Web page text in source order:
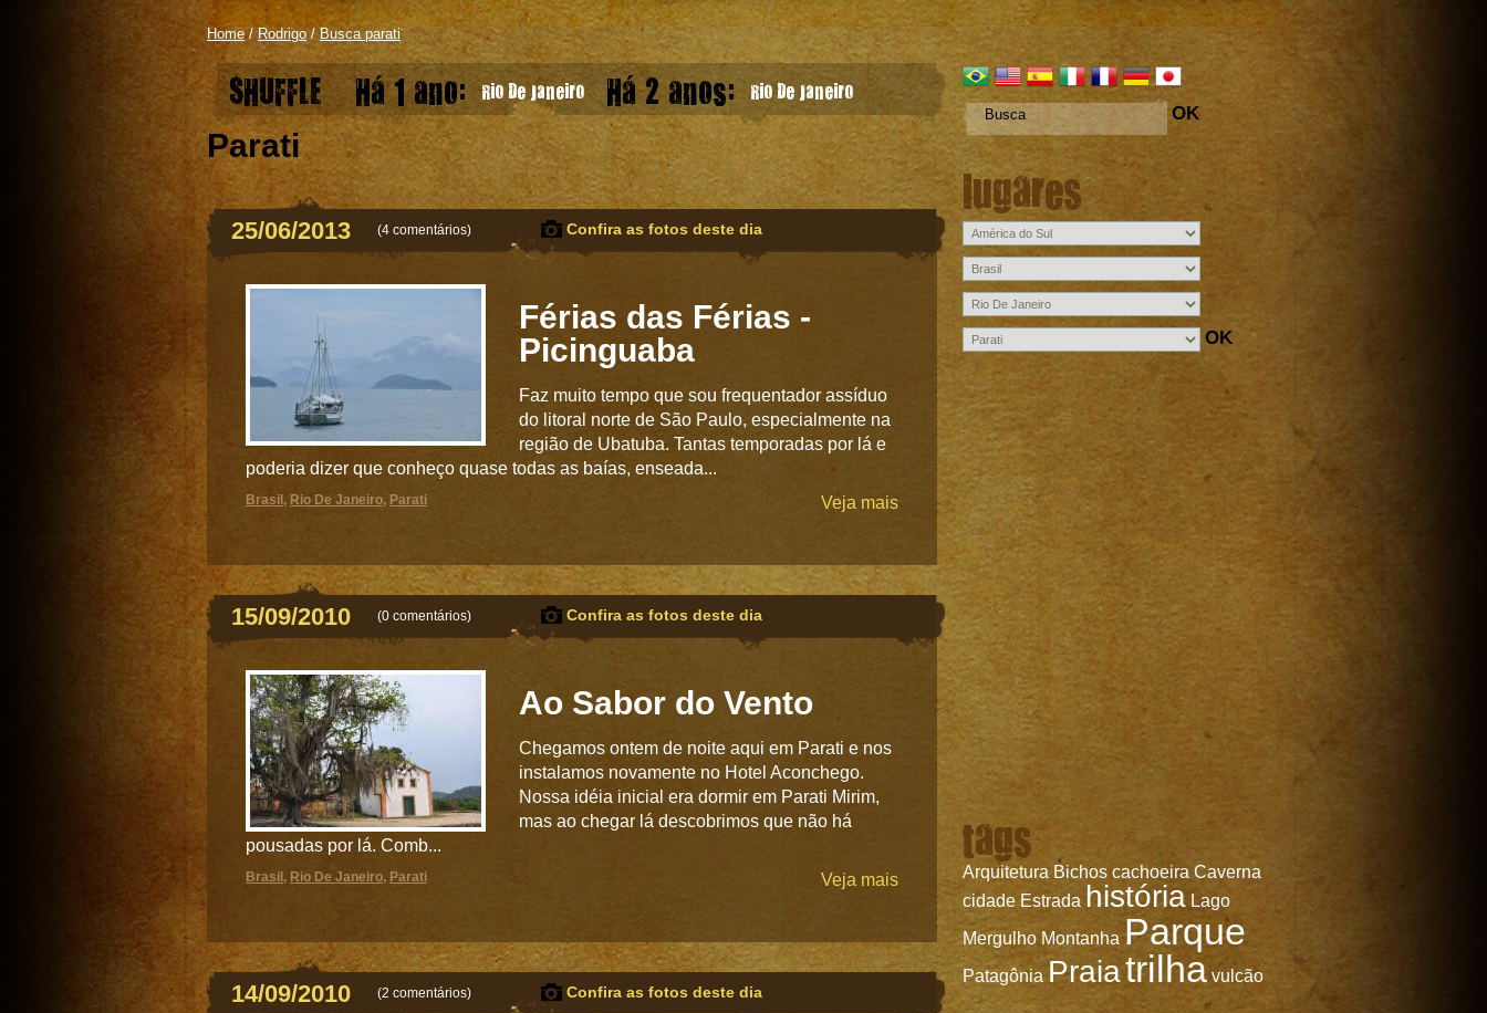
Home/ Rodrigo /Busca parati
OK
lugares
OK
tags
Arquitetura Bichos cachoeira Caverna
cidade Estrada história Lago
Mergulho Montanha Parque
Patagônia Praiatrilha vulcão
SHUFFLE Há 1 ano: Rio De Janeiro Há 2 anos: Rio De Janeiro
Parati
25/06/2013 (4 comentários) Confira as fotos deste dia
Férias das Férias -
Picinguaba
Faz muito tempo que sou frequentador assíduo
do litoral norte de São Paulo, especialmente na
região de Ubatuba. Tantas temporadas por lá e
poderia dizer que conheço quase todas as baías, enseada...
Veja mais
Brasil , Rio De Janeiro, Parati
15/09/2010 (0 comentários) Confira as fotos deste dia
Ao Sabor do Vento
Chegamos ontem de noite aqui em Parati e nos
instalamos novamente no Hotel Aconchego.
Nossa idéia inicial era dormir em Parati Mirim,
mas ao chegar lá descobrimos que não há
pousadas por lá. Comb...
Veja mais
Brasil , Rio De Janeiro, Parati
14/09/2010 (2 comentários) Confira as fotos deste dia